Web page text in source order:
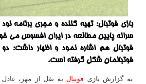
بازی فوتبال: تهیه كننده و مجری برنامه نود
سرانه پایین مطالعه در ایران افسوس می
فوتبال هم اشاره نمود و اظهار داشت: دو
فوتبالمان شكل گرفته است.
به گزارش بازی فوتبال به نقل از مهر،